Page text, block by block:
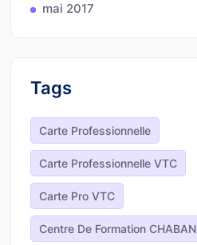
mai 2017
Tags
Carte Professionnelle
Carte Professionnelle VTC
Carte Pro VTC
Centre De Formation CHABAN